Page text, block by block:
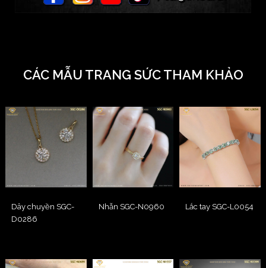
CÁC MẪU TRANG SỨC THAM KHẢO
Dây chuyền SGC-
D0286
Nhẫn SGC-N0960 Lắc tay SGC-L0054